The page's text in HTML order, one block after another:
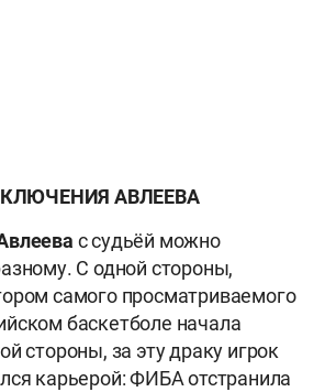
АВЛЕЕВА
с судьёй можно
С одной стороны,
самого просматриваемого
баскетболе начала
стороны, за эту драку игрок
карьерой: ФИБА отстранила